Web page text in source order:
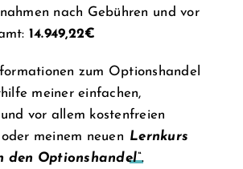
nach Gebühren und vor
14.949,22€
zum Optionshandel
meiner einfachen,
vor allem kostenfreien
oder meinem neuen Lernkurs
den Optionshandel“.